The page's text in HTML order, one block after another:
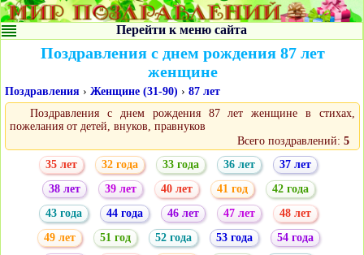
Перейти к меню сайта
Поздравления с днем рождения 87 лет
женщине
Поздравления › Женщине (31-90) › 87 лет
Поздравления с днем рождения 87 лет женщине в стихах,
пожелания от детей, внуков, правнуков
Всего поздравлений: 5
35 лет
32 года 33 года 36 лет
37 лет
38 лет
39 лет 40 лет 41 год
42 года
43 года
44 года 46 лет 47 лет
48 лет
49 лет
51 год 52 года 53 года
54 года